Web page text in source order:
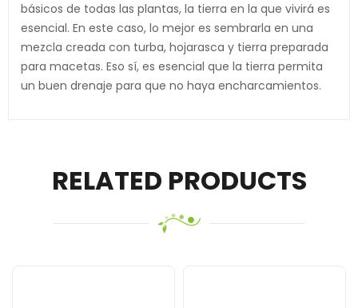
básicos de todas las plantas, la tierra en la que vivirá es
esencial. En este caso, lo mejor es sembrarla en una
mezcla creada con turba, hojarasca y tierra preparada
para macetas. Eso sí, es esencial que la tierra permita
un buen drenaje para que no haya encharcamientos.
RELATED PRODUCTS